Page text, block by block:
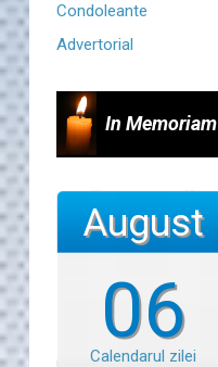
Condoleante
Advertorial
In Memoriam
06
August
Calendarul zilei